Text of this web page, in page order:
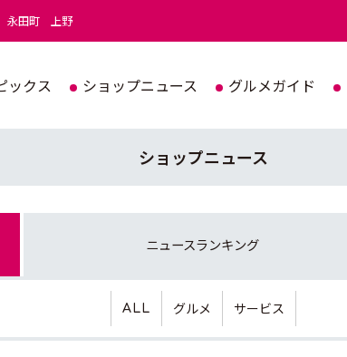
永田町 上野
ックス ショップニュース グルメガイド
ショップニュース
ニュースランキング
ALL グルメ サービス